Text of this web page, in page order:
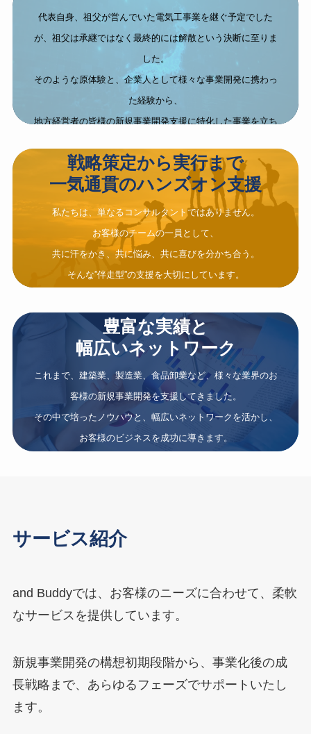
代表自身、祖父が営んでいた電気工事業を継ぐ予定でした
が、祖父は承継ではなく最終的には解散という決断に至りま
した。
そのような原体験と、企業人として様々な事業開発に携わっ
た経験から、
地方経営者の皆様の新規事業開発支援に特化した事業を立ち
戦略策定から実行まで
一気通貫のハンズオン支援
私たちは、単なるコンサルタントではありません。
お客様のチームの一員として、
共に汗をかき、共に悩み、共に喜びを分かち合う。
そんな”伴走型”の支援を大切にしています。
豊富な実績と
幅広いネットワーク
これまで、建築業、製造業、食品卸業など、様々な業界のお
客様の新規事業開発を支援してきました。
その中で培ったノウハウと、幅広いネットワークを活かし、
お客様のビジネスを成功に導きます。
サービス紹介
and Buddyでは、お客様のニーズに合わせて、柔軟
なサービスを提供しています。
新規事業開発の構想初期段階から、事業化後の成
長戦略まで、あらゆるフェーズでサポートいたし
ます。